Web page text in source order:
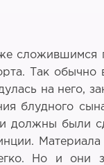
сложившимся
Так обычно
на него,
блудного
должны были
Но и они